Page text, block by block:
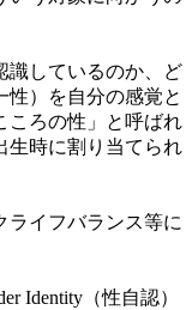
しているのか、ど
性）を自分の感覚と
ころの性」と呼ばれ
生時に割り当てられ
イフバランス等に
Identity（性自認）